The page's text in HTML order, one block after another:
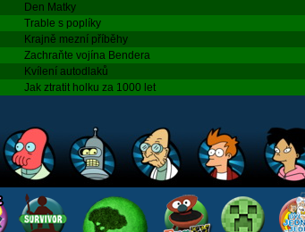
Den Matky
Trable s poplíky
Krajně mezní příběhy
Zachraňte vojína Bendera
Kvílení autodlaků
Jak ztratit holku za 1000 let